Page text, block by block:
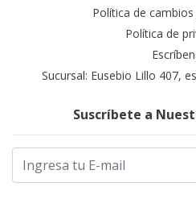
Política de
Política de
Sucursal: Eusebio Lillo 407,
Suscríbete a